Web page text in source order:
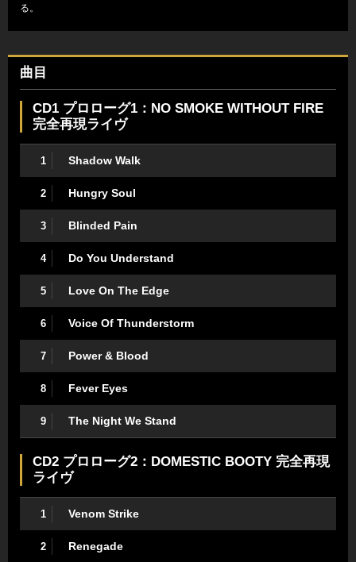
る。
曲目
CD1 プロローグ1：NO SMOKE WITHOUT FIRE
完全再現ライヴ
1 Shadow Walk
2 Hungry Soul
3 Blinded Pain
4 Do You Understand
5 Love On The Edge
6 Voice Of Thunderstorm
7 Power & Blood
8 Fever Eyes
9 The Night We Stand
CD2 プロローグ2：DOMESTIC BOOTY 完全再現
ライヴ
1 Venom Strike
2 Renegade